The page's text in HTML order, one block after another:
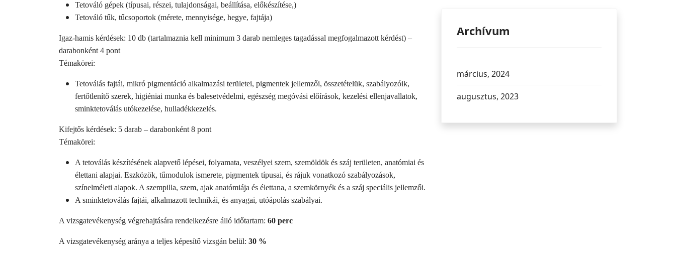
Tetováló gépek (típusai, részei, tulajdonságai, beállítása, előkészítése,)
Tetováló tűk, tűcsoportok (mérete, mennyisége, hegye, fajtája)
Igaz-hamis kérdések: 10 db (tartalmaznia kell minimum 3 darab nemleges tagadással megfogalmazott kérdést) –
darabonként 4 pont
Témakörei:
Tetoválás fajtái, mikró pigmentáció alkalmazási területei, pigmentek jellemzői, összetételük, szabályozóik,
fertőtlenítő szerek, higiéniai munka és balesetvédelmi, egészség megóvási előírások, kezelési ellenjavallatok,
sminktetoválás utókezelése, hulladékkezelés.
Kifejtős kérdések: 5 darab – darabonként 8 pont
Témakörei:
A tetoválás készítésének alapvető lépései, folyamata, veszélyei szem, szemöldök és száj területen, anatómiai és
élettani alapjai. Eszközök, tűmodulok ismerete, pigmentek típusai, és rájuk vonatkozó szabályozások,
színelméleti alapok. A szempilla, szem, ajak anatómiája és élettana, a szemkörnyék és a száj speciális jellemzői.
A sminktetoválás fajtái, alkalmazott technikái, és anyagai, utóápolás szabályai.
A vizsgatevékenység végrehajtására rendelkezésre álló időtartam: 60 perc
A vizsgatevékenység aránya a teljes képesítő vizsgán belül: 30 %
Archívum
március, 2024
augusztus, 2023